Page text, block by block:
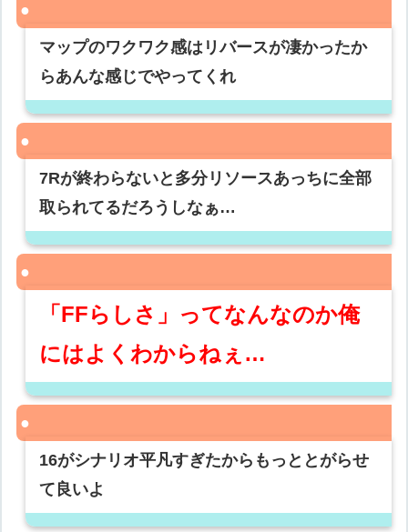
マップのワクワク感はリバースが凄かったか
らあんな感じでやってくれ
7Rが終わらないと多分リソースあっちに全部
取られてるだろうしなぁ…
「FFらしさ」ってなんなのか俺
にはよくわからねぇ…
16がシナリオ平凡すぎたからもっととがらせ
て良いよ